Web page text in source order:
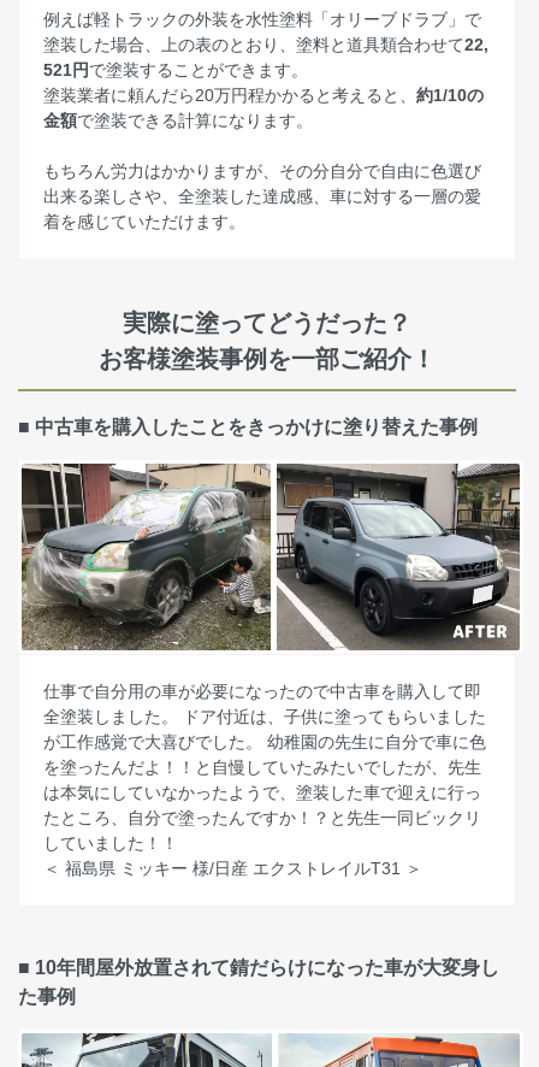
例えば軽トラックの外装を水性塗料「オリーブドラブ」で
塗装した場合、上の表のとおり、塗料と道具類合わせて22,
521円で塗装することができます。
塗装業者に頼んだら20万円程かかると考えると、 約1/10の
金額で塗装できる計算になります。
もちろん労力はかかりますが、その分自分で自由に色選び
出来る楽しさや、全塗装した達成感、車に対する一層の愛
着を感じていただけます。
実際に塗ってどうだった？
お客様塗装事例を一部ご紹介！
■ 中古車を購入したことをきっかけに塗り替えた事例
仕事で自分用の車が必要になったので中古車を購入して即
全塗装しました。 ドア付近は、子供に塗ってもらいました
が工作感覚で大喜びでした。 幼稚園の先生に自分で車に色
を塗ったんだよ！！と自慢していたみたいでしたが、先生
は本気にしていなかったようで、塗装した車で迎えに行っ
たところ、自分で塗ったんですか！？と先生一同ビックリ
していました！！
＜ 福島県 ミッキー 様/日産 エクストレイルT31 ＞
■ 10年間屋外放置されて錆だらけになった車が大変身し
た事例